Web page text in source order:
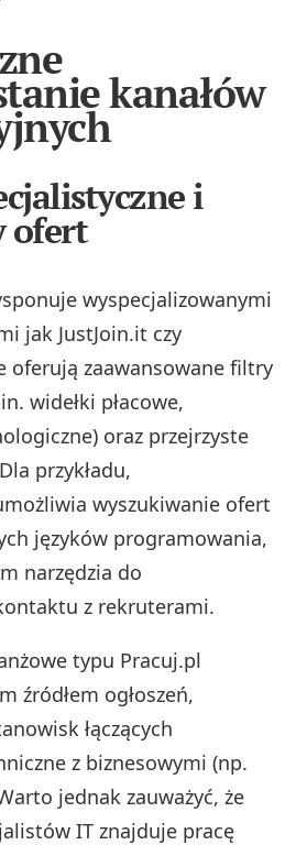
kanałów
i
ofert
wyspecjalizowanymi
jak JustJoin.it czy
oferują zaawansowane filtry
widełki płacowe,
oraz przejrzyste
przykładu,
wyszukiwanie ofert
języków programowania,
narzędzia do
z rekruterami.
typu Pracuj.pl
źródłem ogłoszeń,
łączących
z biznesowymi (np.
jednak zauważyć, że
IT znajduje pracę